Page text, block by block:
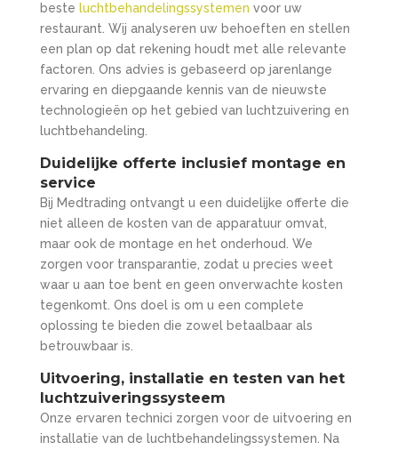
beste luchtbehandelingssystemen voor uw
restaurant. Wij analyseren uw behoeften en stellen
een plan op dat rekening houdt met alle relevante
factoren. Ons advies is gebaseerd op jarenlange
ervaring en diepgaande kennis van de nieuwste
technologieën op het gebied van luchtzuivering en
luchtbehandeling.
Duidelijke offerte inclusief montage en
service
Bij Medtrading ontvangt u een duidelijke offerte die
niet alleen de kosten van de apparatuur omvat,
maar ook de montage en het onderhoud. We
zorgen voor transparantie, zodat u precies weet
waar u aan toe bent en geen onverwachte kosten
tegenkomt. Ons doel is om u een complete
oplossing te bieden die zowel betaalbaar als
betrouwbaar is.
Uitvoering, installatie en testen van het
luchtzuiveringssysteem
Onze ervaren technici zorgen voor de uitvoering en
installatie van de luchtbehandelingssystemen. Na